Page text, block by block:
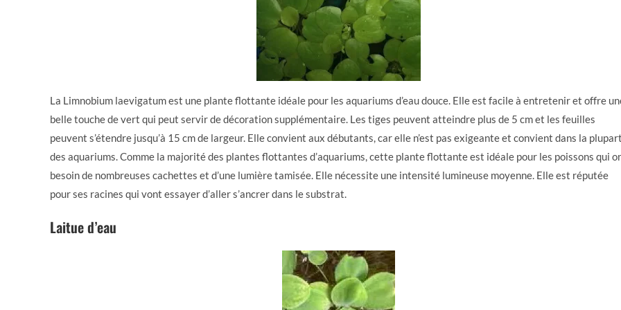
La Limnobium laevigatum est une plante flottante idéale pour les aquariums d’eau douce. Elle est facile à entretenir et offre
belle touche de vert qui peut servir de décoration supplémentaire. Les tiges peuvent atteindre plus de 5 cm et les feuilles
peuvent s’étendre jusqu’à 15 cm de largeur. Elle convient aux débutants, car elle n’est pas exigeante et convient dans la plupart
des aquariums. Comme la majorité des plantes flottantes d’aquariums, cette plante flottante est idéale pour les poissons qui
besoin de nombreuses cachettes et d’une lumière tamisée. Elle nécessite une intensité lumineuse moyenne. Elle est réputée
pour ses racines qui vont essayer d’aller s’ancrer dans le substrat.
Laitue d’eau